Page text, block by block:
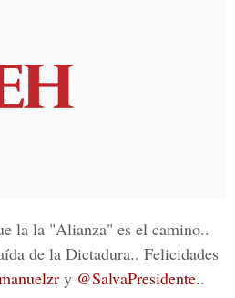
la la "Alianza" es el camino..
de la Dictadura.. Felicidades
⁩ y ⁦ @SalvaPresidente⁩..